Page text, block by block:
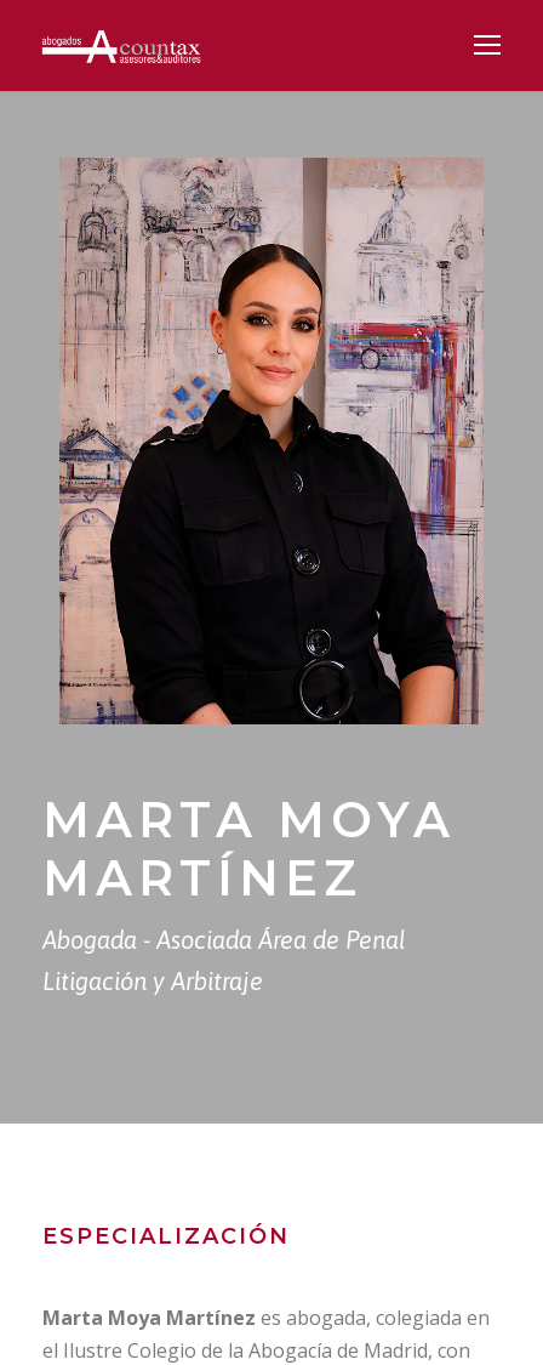
MARTA MOYA
MARTÍNEZ
Abogada - Asociada Área de Penal
Litigación y Arbitraje
ESPECIALIZACIÓN
Marta Moya Martínez es abogada, colegiada en
el Ilustre Colegio de la Abogacía de Madrid, con